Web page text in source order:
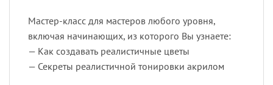
Мастер-класс для мастеров любого уровня,
включая начинающих, из которого Вы узнаете:
— Как создавать реалистичные цветы
— Секреты реалистичной тонировки акрилом